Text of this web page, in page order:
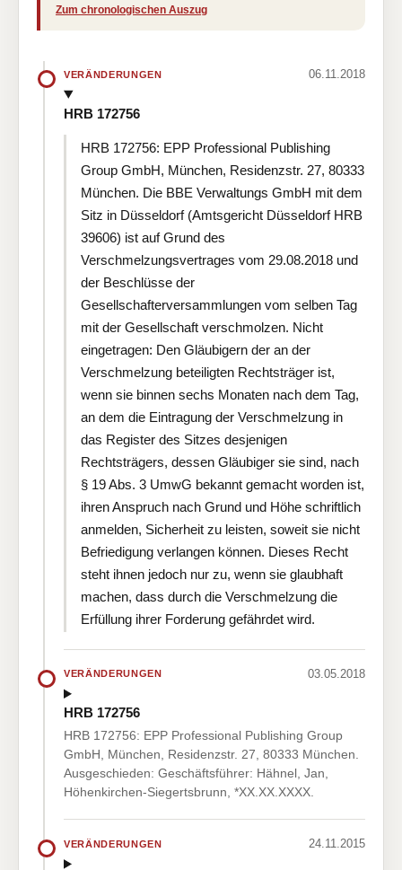
Zum chronologischen Auszug
VERÄNDERUNGEN 06.11.2018
HRB 172756
HRB 172756: EPP Professional Publishing
Group GmbH, München, Residenzstr. 27, 80333
München. Die BBE Verwaltungs GmbH mit dem
Sitz in Düsseldorf (Amtsgericht Düsseldorf HRB
39606) ist auf Grund des
Verschmelzungsvertrages vom 29.08.2018 und
der Beschlüsse der
Gesellschafterversammlungen vom selben Tag
mit der Gesellschaft verschmolzen. Nicht
eingetragen: Den Gläubigern der an der
Verschmelzung beteiligten Rechtsträger ist,
wenn sie binnen sechs Monaten nach dem Tag,
an dem die Eintragung der Verschmelzung in
das Register des Sitzes desjenigen
Rechtsträgers, dessen Gläubiger sie sind, nach
§ 19 Abs. 3 UmwG bekannt gemacht worden ist,
ihren Anspruch nach Grund und Höhe schriftlich
anmelden, Sicherheit zu leisten, soweit sie nicht
Befriedigung verlangen können. Dieses Recht
steht ihnen jedoch nur zu, wenn sie glaubhaft
machen, dass durch die Verschmelzung die
Erfüllung ihrer Forderung gefährdet wird.
VERÄNDERUNGEN 03.05.2018
HRB 172756
HRB 172756: EPP Professional Publishing Group
GmbH, München, Residenzstr. 27, 80333 München.
Ausgeschieden: Geschäftsführer: Hähnel, Jan,
Höhenkirchen-Siegertsbrunn, *XX.XX.XXXX.
VERÄNDERUNGEN 24.11.2015